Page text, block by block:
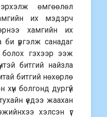
өмгөөлөл
их мэдэрч
хамгийн их
би үргэлж санадаг
гэхээр ээж
битгий найзла
битгий нөхөрлө
болгонд дургүй
үедээ жаахан
хэлсэн үг